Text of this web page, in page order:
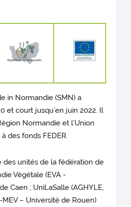
in Normandie (SMN) a
et court jusqu’en juin 2022. Il
Normandie et l’Union
des fonds FEDER.
des unités de la fédération de
Végétale (EVA -
Caen ; UniLaSalle (AGHYLE,
MEV – Université de Rouen)